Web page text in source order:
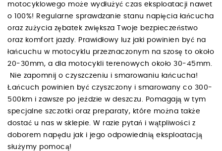
motocyklowego może wydłużyć czas eksploatacji nawet
o 100%! Regularne sprawdzanie stanu napięcia łańcucha
oraz zużycia zębatek zwiększa Twoje bezpieczeństwo
oraz komfort jazdy. Prawidłowy luz jaki powinien być na
łańcuchu w motocyklu przeznaczonym na szosę to około
20-30mm, a dla motocykli terenowych około 30-45mm.
Nie zapomnij o czyszczeniu i smarowaniu łańcucha!
Łańcuch powinien być czyszczony i smarowany co 300-
500km i zawsze po jeździe w deszczu. Pomagają w tym
specjalne szczotki oraz preparaty, które można także
dostać u nas w sklepie. W razie pytań i wątpliwości z
doborem napędu jak i jego odpowiednią eksploatacją
służymy pomocą!